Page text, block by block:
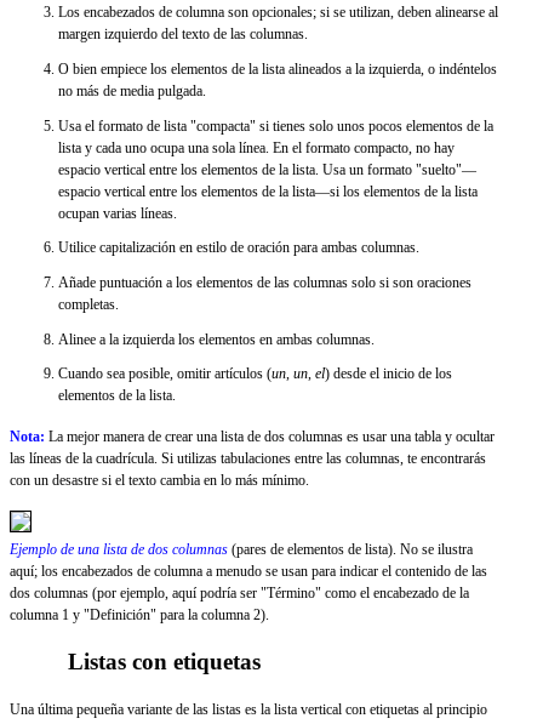
Los encabezados de columna son opcionales; si se utilizan, deben alinearse al
margen izquierdo del texto de las columnas.
O bien empiece los elementos de la lista alineados a la izquierda, o indéntelos
no más de media pulgada.
Usa el formato de lista "compacta" si tienes solo unos pocos elementos de la
lista y cada uno ocupa una sola línea. En el formato compacto, no hay
espacio vertical entre los elementos de la lista. Usa un formato "suelto"—
espacio vertical entre los elementos de la lista—si los elementos de la lista
ocupan varias líneas.
Utilice capitalización en estilo de oración para ambas columnas.
Añade puntuación a los elementos de las columnas solo si son oraciones
completas.
Alinee a la izquierda los elementos en ambas columnas.
Cuando sea posible, omitir artículos (un, un, el) desde el inicio de los
elementos de la lista.
Nota: La mejor manera de crear una lista de dos columnas es usar una tabla y ocultar
las líneas de la cuadrícula. Si utilizas tabulaciones entre las columnas, te encontrarás
con un desastre si el texto cambia en lo más mínimo.
Ejemplo de una lista de dos columnas (pares de elementos de lista). No se ilustra
aquí; los encabezados de columna a menudo se usan para indicar el contenido de las
dos columnas (por ejemplo, aquí podría ser "Término" como el encabezado de la
columna 1 y "Definición" para la columna 2).
Listas con etiquetas
Una última pequeña variante de las listas es la lista vertical con etiquetas al principio